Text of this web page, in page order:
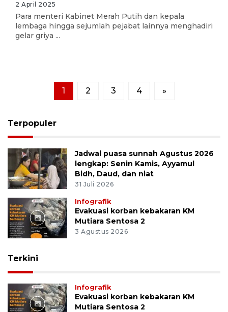
2 April 2025
Para menteri Kabinet Merah Putih dan kepala
lembaga hingga sejumlah pejabat lainnya menghadiri
gelar griya ...
1 2 3 4 »
Terpopuler
Jadwal puasa sunnah Agustus 2026
lengkap: Senin Kamis, Ayyamul
Bidh, Daud, dan niat
31 Juli 2026
Infografik
Evakuasi korban kebakaran KM
Mutiara Sentosa 2
3 Agustus 2026
Terkini
Infografik
Evakuasi korban kebakaran KM
Mutiara Sentosa 2